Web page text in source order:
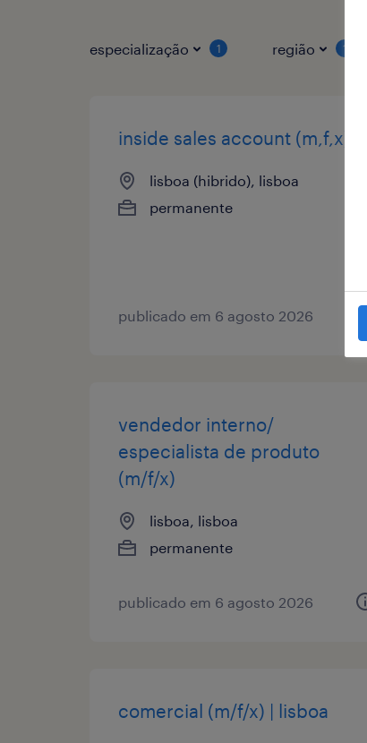
especialização 1 região 1
inside sales account (m,f,x)
lisboa (hibrido), lisboa
permanente
publicado em 6 agosto 2026
vendedor interno/
especialista de produto
(m/f/x)
lisboa, lisboa
permanente
publicado em 6 agosto 2026
comercial (m/f/x) | lisboa